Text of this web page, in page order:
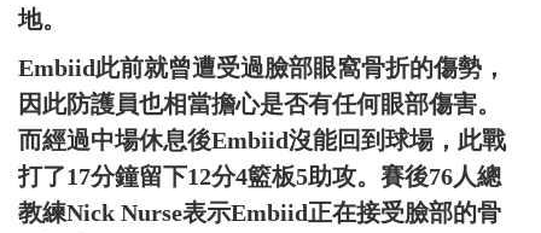
地。
Embiid此前就曾遭受過臉部眼窩骨折的傷勢，
因此防護員也相當擔心是否有任何眼部傷害。
而經過中場休息後Embiid沒能回到球場，此戰
打了17分鐘留下12分4籃板5助攻。賽後76人總
教練Nick Nurse表示Embiid正在接受臉部的骨